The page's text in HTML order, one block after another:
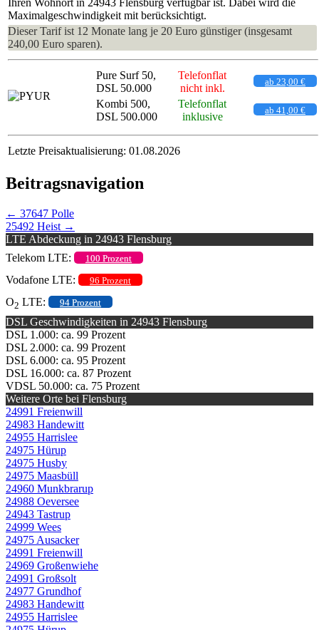
Maximalgeschwindigkeit mit berücksichtigt.
Dieser Tarif ist 12 Monate lang je 20 Euro günstiger (insgesamt
240,00 Euro sparen).
Pure Surf 50,
DSL 50.000
Telefonflat
nicht inkl.
ab 23,00 €
Kombi 500,
DSL 500.000
Telefonflat
inklusive
ab 41,00 €
Letzte Preisaktualisierung: 01.08.2026
Beitragsnavigation
← 37647 Polle
25492 Heist →
LTE Abdeckung in 24943 Flensburg
Telekom LTE:
100 Prozent
Vodafone LTE: 96 Prozent
O2 LTE: 94 Prozent
DSL Geschwindigkeiten in 24943 Flensburg
DSL 1.000: ca. 99 Prozent
DSL 2.000: ca. 99 Prozent
DSL 6.000: ca. 95 Prozent
DSL 16.000: ca. 87 Prozent
VDSL 50.000: ca. 75 Prozent
Weitere Orte bei Flensburg
24991 Freienwill
24983 Handewitt
24955 Harrislee
24975 Hürup
24975 Husby
24975 Maasbüll
24960 Munkbrarup
24988 Oeversee
24943 Tastrup
24999 Wees
24975 Ausacker
24991 Freienwill
24969 Großenwiehe
24991 Großsolt
24977 Grundhof
24983 Handewitt
24955 Harrislee